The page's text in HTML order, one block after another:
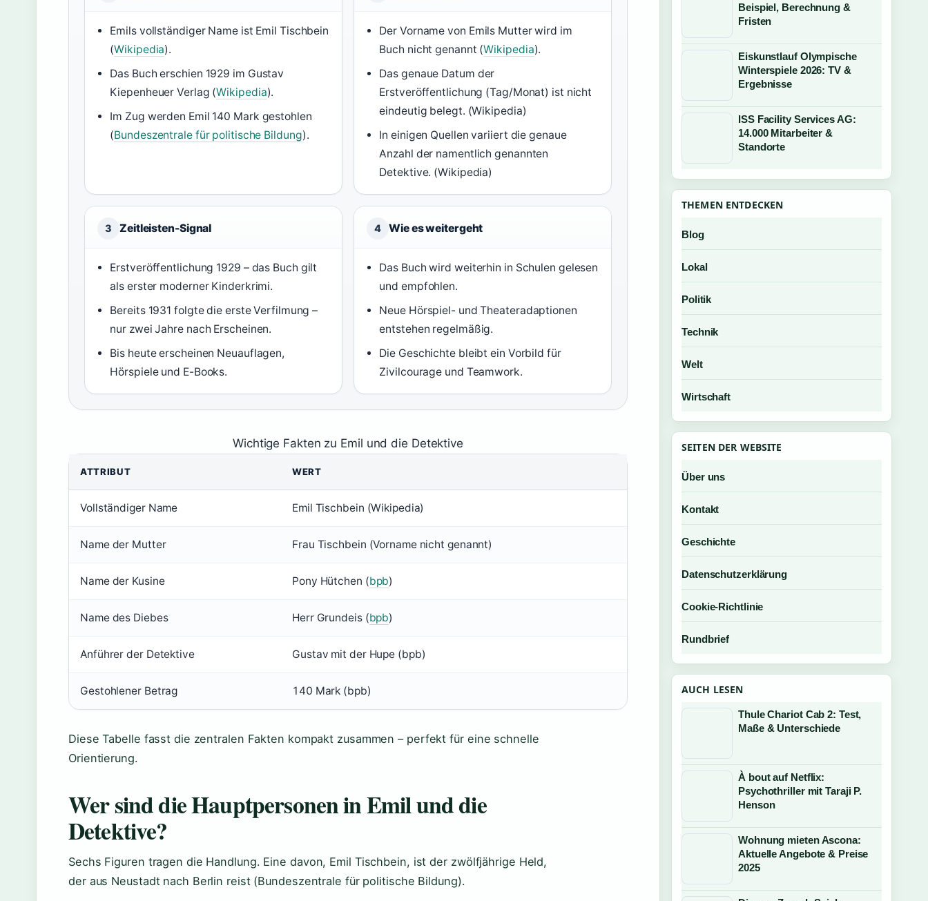
Emils vollständiger Name ist Emil Tischbein
(Wikipedia).
Das Buch erschien 1929 im Gustav
Kiepenheuer Verlag (Wikipedia).
Im Zug werden Emil 140 Mark gestohlen
(Bundeszentrale für politische Bildung).
Der Vorname von Emils Mutter wird im
Buch nicht genannt (Wikipedia).
Das genaue Datum der
Erstveröffentlichung (Tag/Monat) ist nicht
eindeutig belegt. (Wikipedia)
In einigen Quellen variiert die genaue
Anzahl der namentlich genannten
Detektive. (Wikipedia)
3 Zeitleisten-Signal
Erstveröffentlichung 1929 – das Buch gilt
als erster moderner Kinderkrimi.
Bereits 1931 folgte die erste Verfilmung –
nur zwei Jahre nach Erscheinen.
Bis heute erscheinen Neuauflagen,
Hörspiele und E-Books.
4 Wie es weitergeht
Das Buch wird weiterhin in Schulen gelesen
und empfohlen.
Neue Hörspiel- und Theateradaptionen
entstehen regelmäßig.
Die Geschichte bleibt ein Vorbild für
Zivilcourage und Teamwork.
Wichtige Fakten zu Emil und die Detektive
ATTRIBUT WERT
Vollständiger Name Emil Tischbein (Wikipedia)
Name der Mutter Frau Tischbein (Vorname nicht genannt)
Name der Kusine Pony Hütchen (bpb)
Name des Diebes Herr Grundeis (bpb)
Anführer der Detektive Gustav mit der Hupe (bpb)
Gestohlener Betrag 140 Mark (bpb)
Diese Tabelle fasst die zentralen Fakten kompakt zusammen – perfekt für eine schnelle
Orientierung.
Wer sind die Hauptpersonen in Emil und die
Detektive?
Sechs Figuren tragen die Handlung. Eine davon, Emil Tischbein, ist der zwölfjährige Held,
der aus Neustadt nach Berlin reist (Bundeszentrale für politische Bildung).
Beispiel, Berechnung &
Fristen
Eiskunstlauf Olympische
Winterspiele 2026: TV &
Ergebnisse
ISS Facility Services AG:
14.000 Mitarbeiter &
Standorte
THEMEN ENTDECKEN
Blog
Lokal
Politik
Technik
Welt
Wirtschaft
SEITEN DER WEBSITE
Über uns
Kontakt
Geschichte
Datenschutzerklärung
Cookie-Richtlinie
Rundbrief
AUCH LESEN
Thule Chariot Cab 2: Test,
Maße & Unterschiede
À bout auf Netflix:
Psychothriller mit Taraji P.
Henson
Wohnung mieten Ascona:
Aktuelle Angebote & Preise
2025